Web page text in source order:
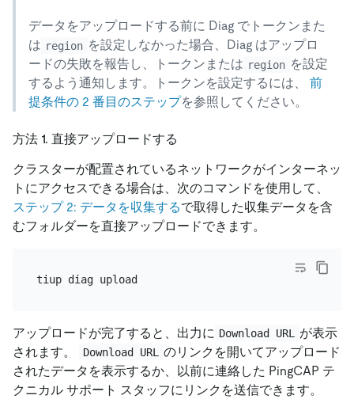
データをアップロードする前に Diag でトークンまた
は region を設定しなかった場合、Diag はアップロ
ードの失敗を報告し、トークンまたは region を設定
するよう通知します。トークンを設定するには、 前
提条件の 2 番目のステップを参照してください。
方法 1. 直接アップロードする
クラスターが配置されているネットワークがインターネッ
トにアクセスできる場合は、次のコマンドを使用して、
ステップ 2: データを収集するで取得した収集データを含
むフォルダーを直接アップロードできます。
アップロードが完了すると、出力に Download URL
が表示
されます。
Download URL
のリンクを開いてアップロード
されたデータを表示するか、以前に連絡した PingCAP テ
クニカル サポート スタッフにリンクを送信できます。